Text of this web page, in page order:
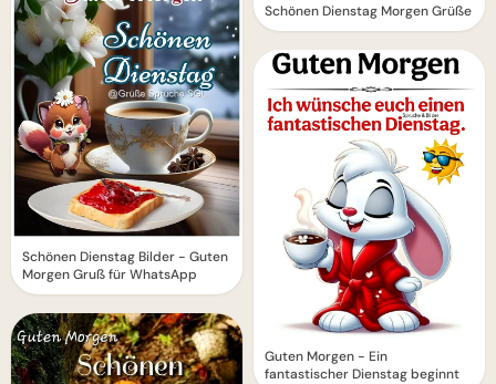
Schönen Dienstag Bilder - Guten
Morgen Gruß für WhatsApp
Schönen Dienstag Morgen Grüße
Guten Morgen - Ein
fantastischer Dienstag beginnt